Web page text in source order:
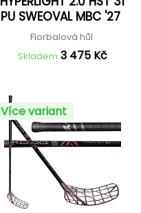
PU SWEOVAL MBC '27
Florbalová hůl
Skladem 3 475 Kč
Více variant